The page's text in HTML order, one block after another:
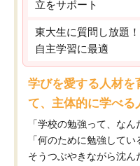
立をサポート
東大生に質問し放題
自主学習に最適
学びを愛する人材を
て、主体的に学べる
「学校の勉強って、なん
「何のために勉強してい
そうつぶやきながら沈ん